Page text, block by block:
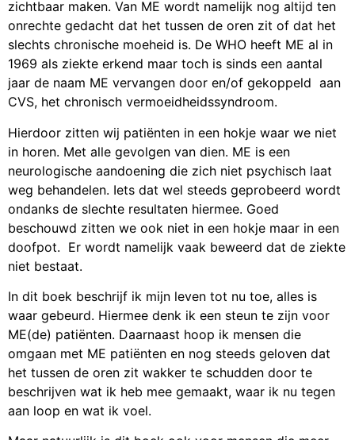
zichtbaar maken. Van ME wordt namelijk nog altijd ten
onrechte gedacht dat het tussen de oren zit of dat het
slechts chronische moeheid is. De WHO heeft ME al in
1969 als ziekte erkend maar toch is sinds een aantal
jaar de naam ME vervangen door en/of gekoppeld aan
CVS, het chronisch vermoeidheidssyndroom.
Hierdoor zitten wij patiënten in een hokje waar we niet
in horen. Met alle gevolgen van dien. ME is een
neurologische aandoening die zich niet psychisch laat
weg behandelen. Iets dat wel steeds geprobeerd wordt
ondanks de slechte resultaten hiermee. Goed
beschouwd zitten we ook niet in een hokje maar in een
doofpot. Er wordt namelijk vaak beweerd dat de ziekte
niet bestaat.
In dit boek beschrijf ik mijn leven tot nu toe, alles is
waar gebeurd. Hiermee denk ik een steun te zijn voor
ME(de) patiënten. Daarnaast hoop ik mensen die
omgaan met ME patiënten en nog steeds geloven dat
het tussen de oren zit wakker te schudden door te
beschrijven wat ik heb mee gemaakt, waar ik nu tegen
aan loop en wat ik voel.